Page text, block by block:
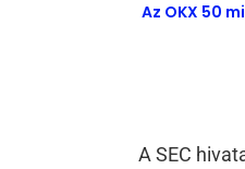
Az OKX 50
A SEC